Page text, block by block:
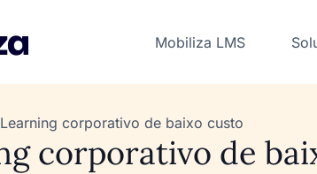
Mobiliza LMS
corporativo de baixo custo
corporativo de